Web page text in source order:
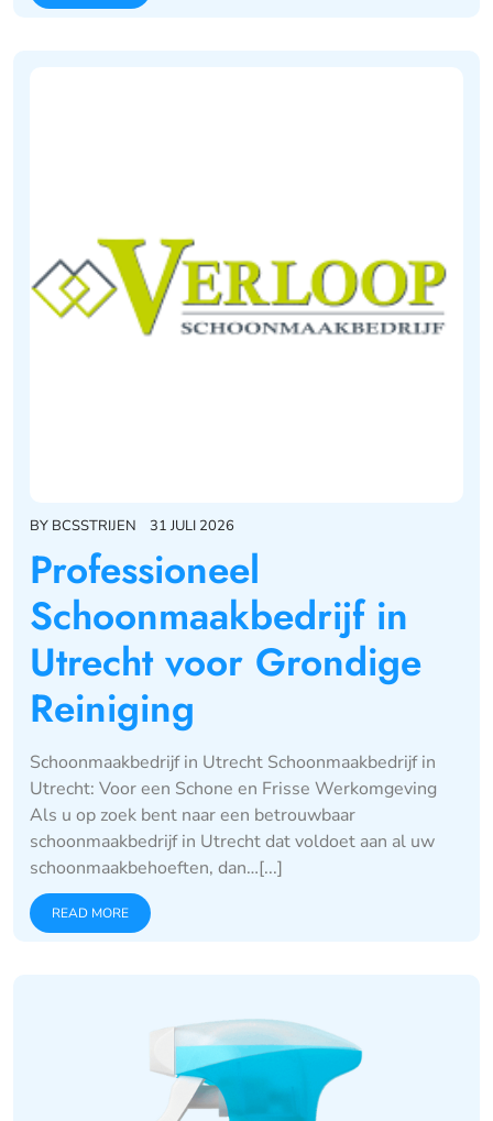
BY BCSSTRIJEN 31 JULI 2026
Professioneel
Schoonmaakbedrijf in
Utrecht voor Grondige
Reiniging
Schoonmaakbedrijf in Utrecht Schoonmaakbedrijf in
Utrecht: Voor een Schone en Frisse Werkomgeving
Als u op zoek bent naar een betrouwbaar
schoonmaakbedrijf in Utrecht dat voldoet aan al uw
schoonmaakbehoeften, dan…[...]
READ MORE